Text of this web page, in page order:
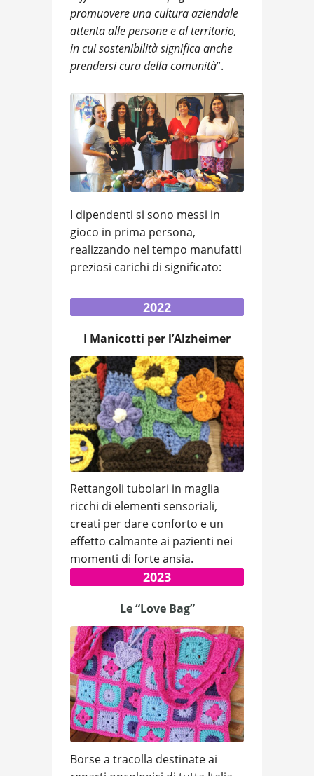
promuovere una cultura aziendale
attenta alle persone e al territorio,
in cui sostenibilità significa anche
prendersi cura della comunità”.
I dipendenti si sono messi in
gioco in prima persona,
realizzando nel tempo manufatti
preziosi carichi di significato:
2022
I Manicotti per l’Alzheimer
Rettangoli tubolari in maglia
ricchi di elementi sensoriali,
creati per dare conforto e un
effetto calmante ai pazienti nei
momenti di forte ansia.
2023
Le “Love Bag”
Borse a tracolla destinate ai